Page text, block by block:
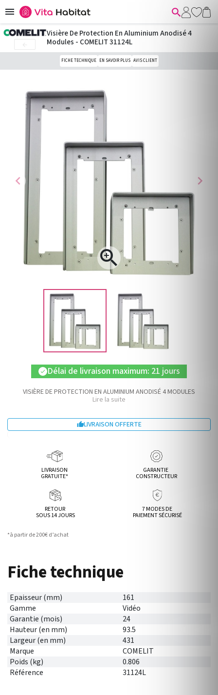
 
chevron_left

chevron_right
Visière De Protection En Aluminium Anodisé 4
Modules - COMELIT 31124L
FICHE TECHNIQUE EN SAVOIR PLUS AVIS CLIENT
check Délai de livraison maximum: 21 jours
VISIÈRE DE PROTECTION EN ALUMINIUM ANODISÉ 4 MODULES
Lire la suite
LIVRAISON OFFERTE
LIVRAISON
GRATUITE*
GARANTIE
CONSTRUCTEUR
RETOUR
SOUS 14 JOURS
7 MODES DE
PAIEMENT SÉCURISÉ
*à partir de 200€ d’achat
Fiche technique
Epaisseur (mm)
161
Gamme
Vidéo
Garantie (mois)
24
Hauteur (en mm)
93.5
Largeur (en mm)
431
Marque
COMELIT
Poids (kg)
0.806
Référence
31124L